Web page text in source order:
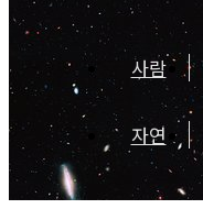
사람
자연